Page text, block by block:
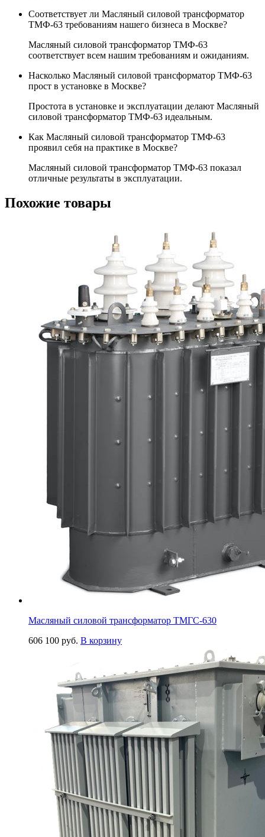
Соответствует ли Масляный силовой трансформатор
ТМФ-63 требованиям нашего бизнеса в Москве?
Масляный силовой трансформатор ТМФ-63
соответствует всем нашим требованиям и ожиданиям.
Насколько Масляный силовой трансформатор ТМФ-63
прост в установке в Москве?
Простота в установке и эксплуатации делают Масляный
силовой трансформатор ТМФ-63 идеальным.
Как Масляный силовой трансформатор ТМФ-63
проявил себя на практике в Москве?
Масляный силовой трансформатор ТМФ-63 показал
отличные результаты в эксплуатации.
Похожие товары
Масляный силовой трансформатор ТМГС-630
606 100 руб. В корзину